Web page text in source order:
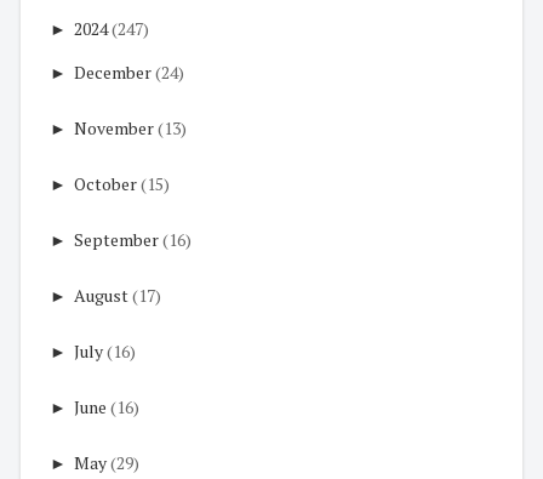
► 2024(247)
► December(24)
► November(13)
► October(15)
► September(16)
► August(17)
► July(16)
► June (16)
► May(29)